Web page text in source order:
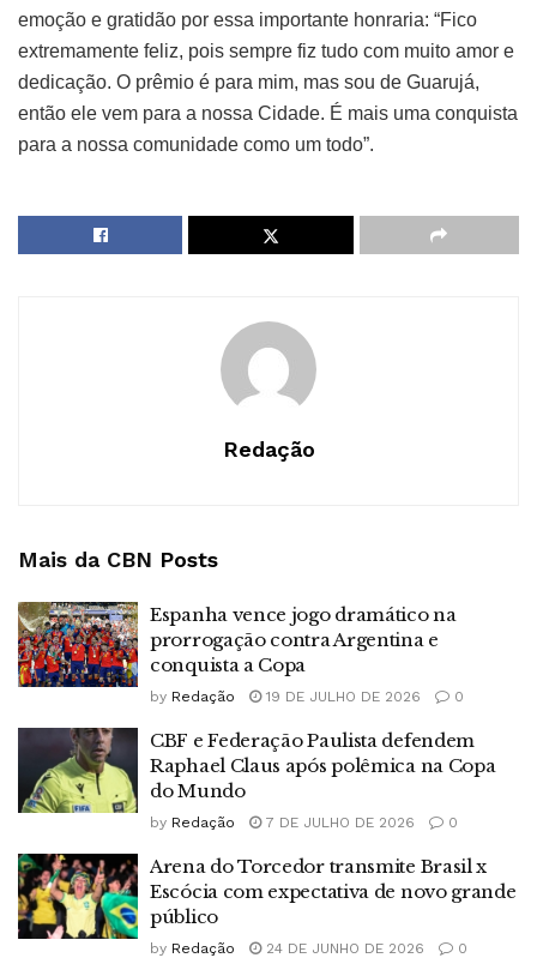
emoção e gratidão por essa importante honraria: “Fico
extremamente feliz, pois sempre fiz tudo com muito amor e
dedicação. O prêmio é para mim, mas sou de Guarujá,
então ele vem para a nossa Cidade. É mais uma conquista
para a nossa comunidade como um todo”.
Redação
Mais da CBN Posts
Espanha vence jogo dramático na
prorrogação contra Argentina e
conquista a Copa
by Redação 19 DE JULHO DE 2026 0
CBF e Federação Paulista defendem
Raphael Claus após polêmica na Copa
do Mundo
by Redação 7 DE JULHO DE 2026 0
Arena do Torcedor transmite Brasil x
Escócia com expectativa de novo grande
público
by Redação 24 DE JUNHO DE 2026 0